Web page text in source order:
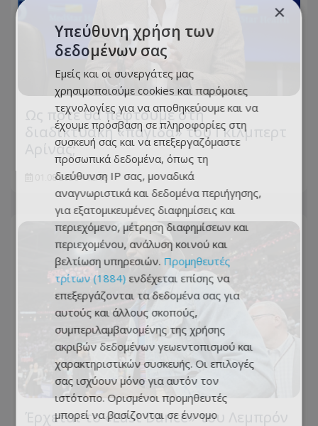
Ως πότε θα πέφτουμε στη
διαδικτυακή «παγίδα» του Γκίλμπερτ
Αρίνας;
01.08.2026 - 12:18
Έρχεται το «Last Dance» του Λεμπρόν
×
Υπεύθυνη χρήση των
δεδομένων σας
Εμείς και οι συνεργάτες μας
χρησιμοποιούμε cookies και παρόμοιες
τεχνολογίες για να αποθηκεύουμε και να
έχουμε πρόσβαση σε πληροφορίες στη
συσκευή σας και να επεξεργαζόμαστε
προσωπικά δεδομένα, όπως τη
διεύθυνση IP σας, μοναδικά
αναγνωριστικά και δεδομένα περιήγησης,
για εξατομικευμένες διαφημίσεις και
περιεχόμενο, μέτρηση διαφημίσεων και
περιεχομένου, ανάλυση κοινού και
βελτίωση υπηρεσιών. Προμηθευτές
τρίτων (1884) ενδέχεται επίσης να
επεξεργάζονται τα δεδομένα σας για
αυτούς και άλλους σκοπούς,
συμπεριλαμβανομένης της χρήσης
ακριβών δεδομένων γεωεντοπισμού και
χαρακτηριστικών συσκευής. Οι επιλογές
σας ισχύουν μόνο για αυτόν τον
ιστότοπο. Ορισμένοι προμηθευτές
μπορεί να βασίζονται σε έννομο